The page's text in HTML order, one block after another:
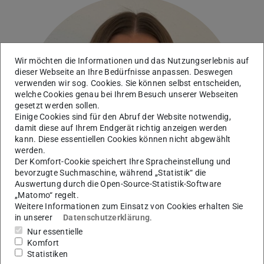
Studentische Mitarbeiterin
Wir möchten die Informationen und das Nutzungserlebnis auf
dieser Webseite an Ihre Bedürfnisse anpassen. Deswegen
verwenden wir sog. Cookies. Sie können selbst entscheiden,
welche Cookies genau bei Ihrem Besuch unserer Webseiten
gesetzt werden sollen.
Einige Cookies sind für den Abruf der Website notwendig,
damit diese auf Ihrem Endgerät richtig anzeigen werden
kann. Diese essentiellen Cookies können nicht abgewählt
werden.
Der Komfort-Cookie speichert Ihre Spracheinstellung und
bevorzugte Suchmaschine, während „Statistik“ die
Auswertung durch die Open-Source-Statistik-Software
„Matomo“ regelt.
Weitere Informationen zum Einsatz von Cookies erhalten Sie
in unserer
Datenschutzerklärung.
Nur essentielle
Komfort
Statistiken